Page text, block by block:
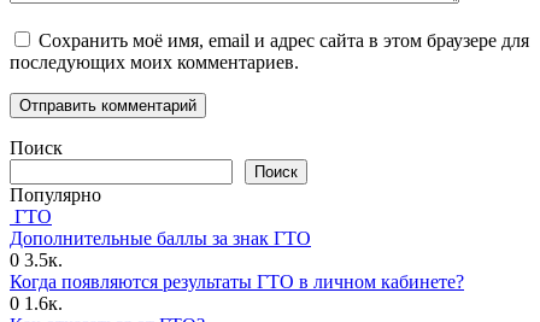
Сохранить моё имя, email и адрес сайта в этом браузере для
последующих моих комментариев.
Поиск
Поиск
Популярно
ГТО
Дополнительные баллы за знак ГТО
0 3.5к.
Когда появляются результаты ГТО в личном кабинете?
0 1.6к.